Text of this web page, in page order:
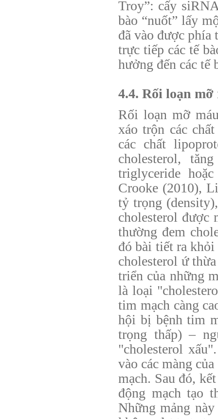
Troy”: cấy
bào “nuốt” lấy
đã vào được
trực tiếp các tế
hưởng đến các tế
4.4. Rối loạn
Rối loạn mỡ
xáo trộn các
các chất
cholesterol,
triglyceride
Crooke (2010),
tỷ trọng
cholesterol
thường đem
đó bài tiết ra
cholesterol ứ
triển của những
là loại
tim mạch càng
hội bị bệnh tim
trọng thấp) –
"cholesterol
vào các màng
mạch. Sau đó,
động mạch tạo
Những mảng